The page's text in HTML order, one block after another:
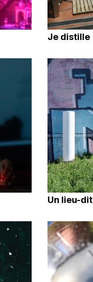
Je distille
Un lieu-dit